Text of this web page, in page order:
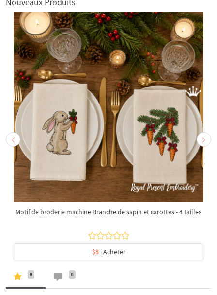
Motif de broderie machine Branche de sapin et carottes - 4 tailles
$8| Acheter
0 0